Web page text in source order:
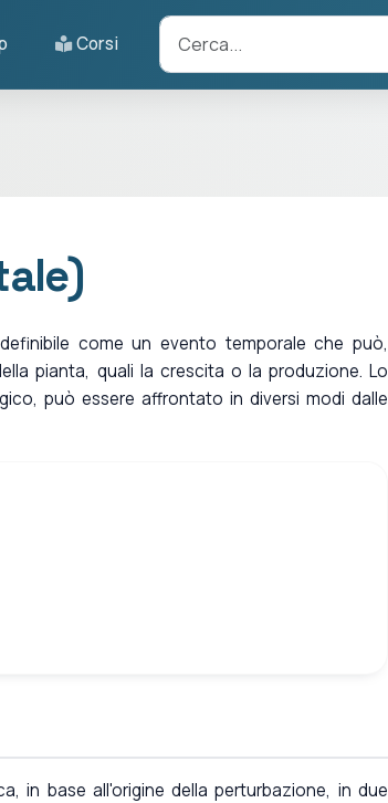
Corsi
come un evento temporale che può,
pianta, quali la crescita o la produzione. Lo
può essere affrontato in diversi modi dalle
in base all'origine della perturbazione, in due